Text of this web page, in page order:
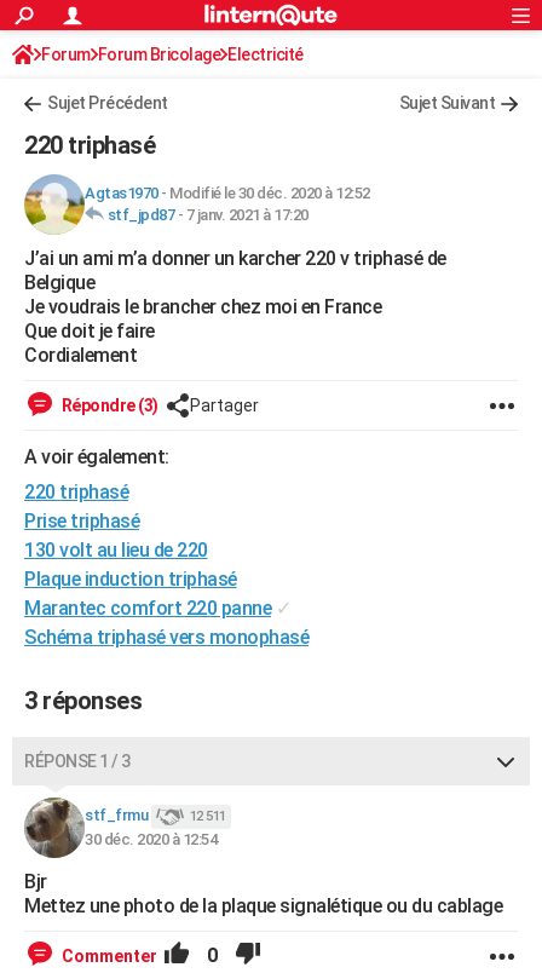
ACTUALITÉS
Politique
Société
Faits Divers
Education
Monde
Villes
+
FINANCE
Retraite
Impôts
Epargne
Immobilier
Risques naturels par ville
Banque
Assurance
Crédit
AUTO
Essais
Réserver un essai
Citadines
Berlines
SUV
Forum auto
+HIGH-TECH
Mobiles
Meilleur smartphone
Internet
Ordinateurs
Jeux vidéo
Guide high-tech
+BRICOLAGE
Forum
Aménagement intérieur
Extérieur
Cuisine
Salle de bains
Jardinage
Rangement
Guides de France
Escapades
Patrimoine
Expositions
Musées
Week-end nature
Art de vivre
Bien-être
Loisirs
Mode
Modes de vie
Alimentation
Guide de la santé
Maladies
Médicaments
Sommeil
VOYAGE
PHOTO
GUIDES D'ACHAT
CARTE DE VOEUX
Carte de Noël
Carte Bonne année
Carte Saint-Valentin
Carte Pâques
Carte d'anniversaire
DICTIONNAIRE
Dictionnaire
Biographies
Citations
Expressions
Proverbes
PROGRAMME TV
S'inscrire
Se connecter
Lycées
Collèges
Primaires
Universités
Entreprises
Service militaire
Avis de recherche
AVIS DE DÉCÈS
FORUM
S'inscrire
Connexion
Forum Forum Bricolage Electricité
Sujet Précédent Sujet Suivant
220 triphasé
Agtas1970- Modifié le 30 déc. 2020 à 12:52
stf_jpd87- 7 janv. 2021 à 17:20
J’ai un ami m’a donner un karcher 220 v triphasé de
Belgique
Je voudrais le brancher chez moi en France
Que doit je faire
Cordialement
Répondre (3) Partager
A voir également:
220 triphasé
Prise triphasé
130 volt au lieu de 220
Plaque induction triphasé
Marantec comfort 220 panne ✓
Schéma triphasé vers monophasé
3 réponses
RÉPONSE 1 / 3
stf_frmu 12 511
30 déc. 2020 à 12:54
Bjr
Mettez une photo de la plaque signalétique ou du cablage
Commenter 0